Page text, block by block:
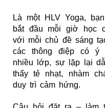
Là một HLV Yoga,
bắt đầu mỗi giờ học
với mỗi chủ đề sáng
các thông điệp có ý
nhiều lớp, sự lặp lại
thấy tẻ nhạt, nhàm
duy trì cảm hứng.